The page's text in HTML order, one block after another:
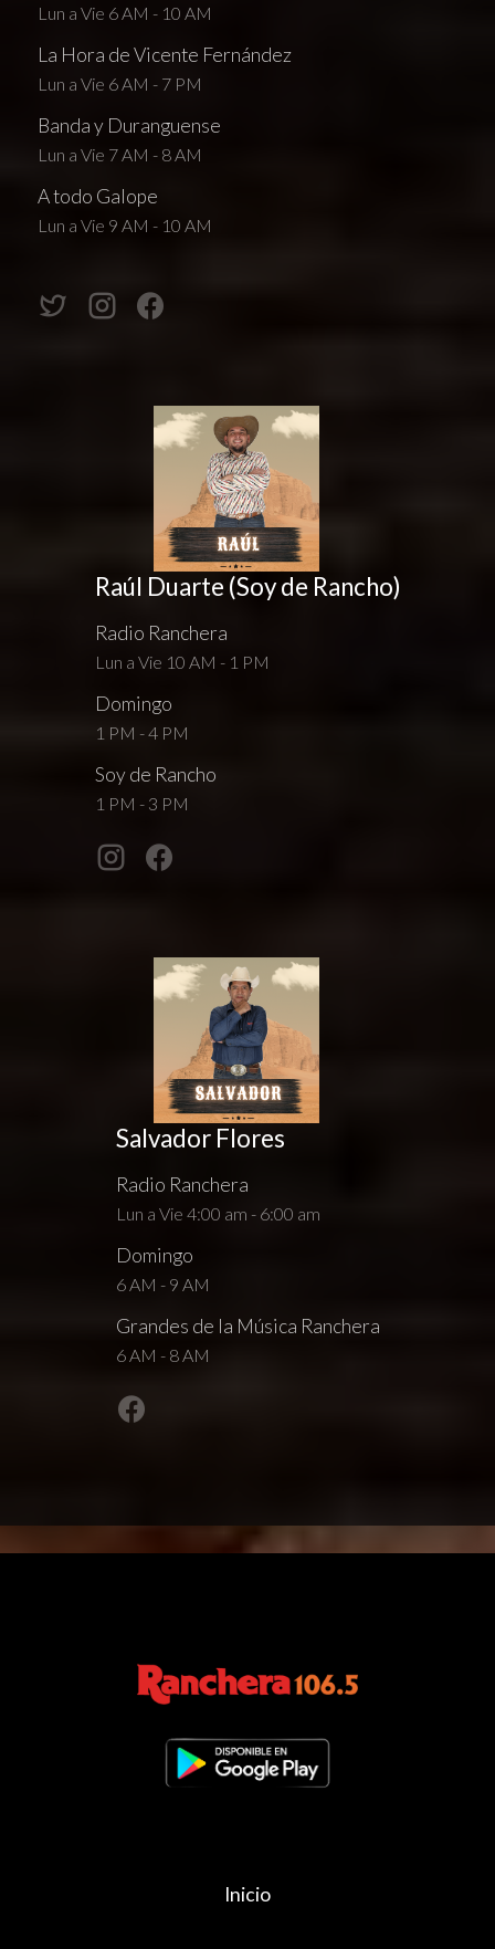
Lun a Vie 6 AM - 10 AM
La Hora de Vicente Fernández
Lun a Vie 6 AM - 7 PM
Banda y Duranguense
Lun a Vie 7 AM - 8 AM
A todo Galope
Lun a Vie 9 AM - 10 AM
Raúl Duarte (Soy de Rancho)
Radio Ranchera
Lun a Vie 10 AM - 1 PM
Domingo
1 PM - 4 PM
Soy de Rancho
1 PM - 3 PM
Salvador Flores
Radio Ranchera
Lun a Vie 4:00 am - 6:00 am
Domingo
6 AM - 9 AM
Grandes de la Música Ranchera
6 AM - 8 AM
Inicio